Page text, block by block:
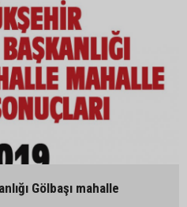
Gölbaşı mahalle